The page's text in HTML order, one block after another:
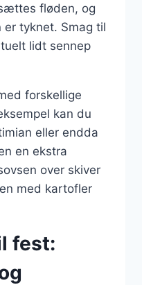
fløden, og
er tyknet. Smag til
lidt sennep
forskellige
kan du
eller endda
en ekstra
over skiver
med kartofler
fest: